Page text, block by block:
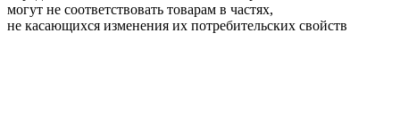
могут не соответствовать товарам в частях,
не касающихся изменения их потребительских свойств